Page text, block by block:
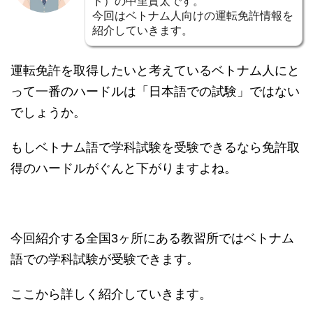
今回はベトナム人向けの運転免許情報を
紹介していきます。
運転免許を取得したいと考えているベトナム人にと
って一番のハードルは「日本語での試験」ではない
でしょうか。
もしベトナム語で学科試験を受験できるなら免許取
得のハードルがぐんと下がりますよね。
今回紹介する全国3ヶ所にある教習所ではベトナム
語での学科試験が受験できます。
ここから詳しく紹介していきます。